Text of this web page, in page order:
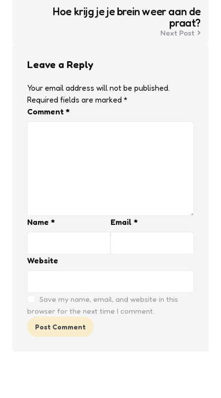
Hoe krijg je je brein weer aan de
praat?
Next Post
Leave a Reply
Your email address will not be published.
Required fields are marked *
Comment *
Name * Email *
Website
Save my name, email, and website in this
browser for the next time I comment.